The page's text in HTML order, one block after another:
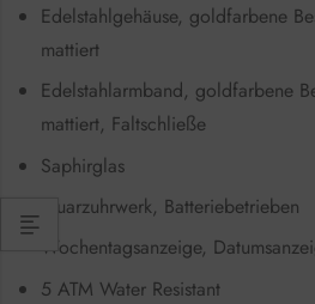
Edelstahlgehäuse, goldfarbene
mattiert
Edelstahlarmband, goldfarbene
mattiert, Faltschließe
Saphirglas
Quarzuhrwerk, Batteriebetrieben
Wochentagsanzeige,
5 ATM Water Resistant